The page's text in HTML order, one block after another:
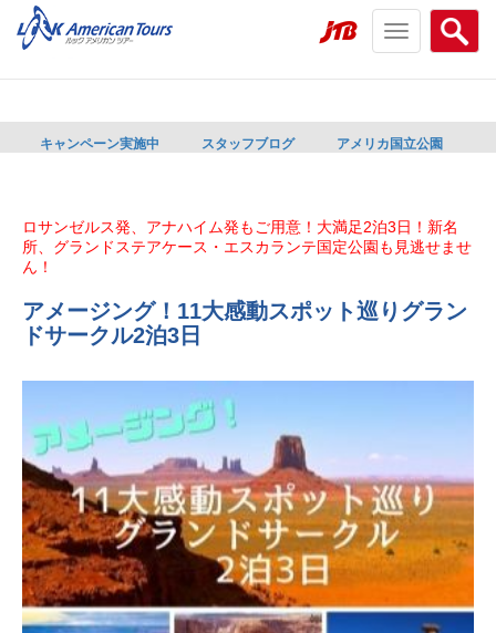
Search
menu
Toggle
navigation
キャンペーン実施中 スタッフブログ アメリカ国立公園
ロサンゼルス発、アナハイム発もご用意！大満足2泊3日！新名
所、グランドステアケース・エスカランテ国定公園も見逃せませ
ん！
アメージング！11大感動スポット巡りグラン
ドサークル2泊3日